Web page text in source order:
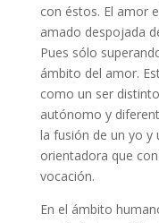
con éstos. El amor
amado despojada
Pues sólo
ámbito del amor.
como un ser
autónomo y
la fusión de un yo y
orientadora que
vocación.
En el ámbito